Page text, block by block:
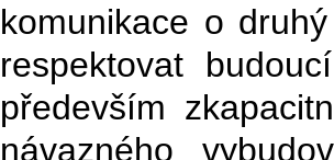
komunikace o
respektovat
především
návazného